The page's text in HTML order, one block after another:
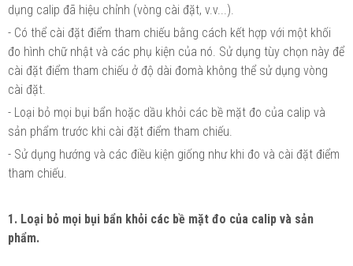
dụng calip đã hiệu chỉnh (vòng cài đặt, v.v...).
- Có thể cài đặt điểm tham chiếu bằng cách kết hợp với một khối
đo hình chữ nhật và các phụ kiện của nó. Sử dụng tùy chọn này để
cài đặt điểm tham chiếu ở độ dài đomà không thể sử dụng vòng
cài đặt.
- Loại bỏ mọi bụi bẩn hoặc dầu khỏi các bề mặt đo của calip và
sản phẩm trước khi cài đặt điểm tham chiếu.
- Sử dụng hướng và các điều kiện giống như khi đo và cài đặt điểm
tham chiếu.
1. Loại bỏ mọi bụi bẩn khỏi các bề mặt đo của calip và sản
phẩm.